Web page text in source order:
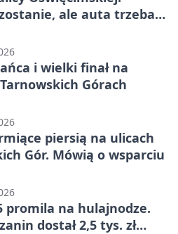
ale auta trzeba
i wielki finał na
Górach
piersią na ulicach
Gór. Mówią o wsparciu
promila na hulajnodze.
dostał 2,5 tys. zł